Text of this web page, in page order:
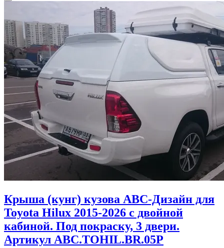
Крыша (кунг) кузова АВС-Дизайн для
Toyota Hilux 2015-2026 с двойной
кабиной. Под покраску, 3 двери.
Артикул ABC.TOHIL.BR.05P